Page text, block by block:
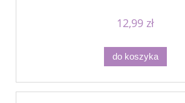
12,99 zł
do koszyka